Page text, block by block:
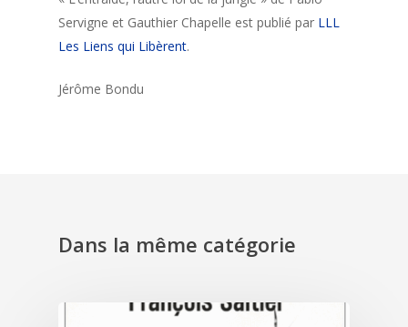
Servigne et Gauthier Chapelle est publié par LLL
Les Liens qui Libèrent.
Jérôme Bondu
Dans la même catégorie